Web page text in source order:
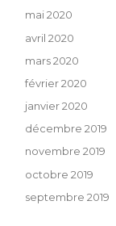
mai 2020
avril 2020
mars 2020
février 2020
janvier 2020
décembre 2019
novembre 2019
octobre 2019
septembre 2019